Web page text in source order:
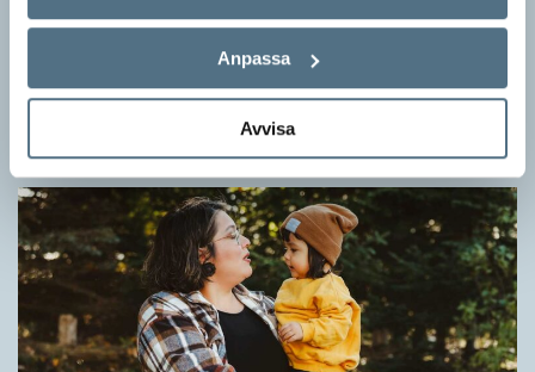
Anpassa
Avvisa
Fler ser kvinnor med nya former
När det handlar om stora grupper av människor används i regel
maskulina pluralformer i franskan. Men när sådana ­former
ersätts av dubbel­former som les étudiantes…